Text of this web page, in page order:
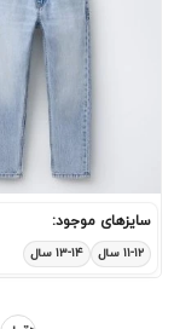
سایزهای موجود:
۱۱-۱۲ سال ۱۳-۱۴ سال